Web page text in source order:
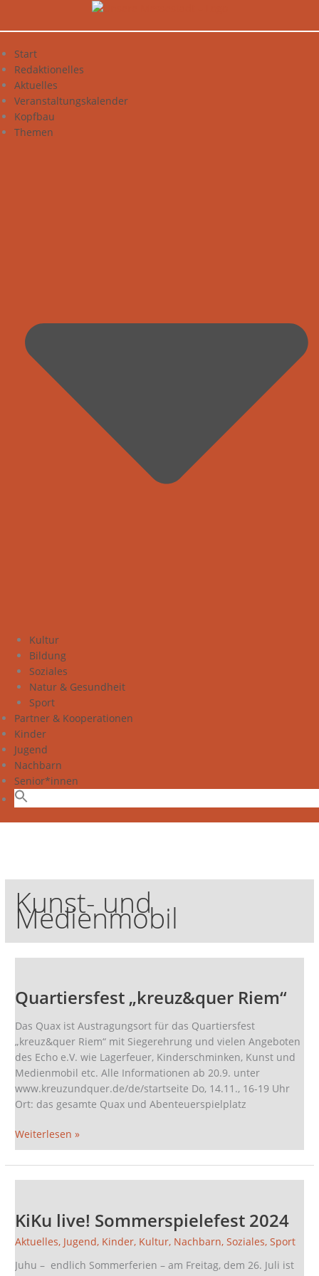
Start
Redaktionelles
Aktuelles
Veranstaltungskalender
Kopfbau
Themen
Kultur
Bildung
Soziales
Natur & Gesundheit
Sport
Partner & Kooperationen
Kinder
Jugend
Nachbarn
Senior*innen
Kunst- und
Medienmobil
Quartiersfest „kreuz&quer Riem“
Das Quax ist Austragungsort für das Quartiersfest
„kreuz&quer Riem“ mit Siegerehrung und vielen Angeboten
des Echo e.V. wie Lagerfeuer, Kinderschminken, Kunst und
Medienmobil etc. Alle Informationen ab 20.9. unter
www.kreuzundquer.de/de/startseite Do, 14.11., 16-19 Uhr
Ort: das gesamte Quax und Abenteuerspielplatz
Riem“
Weiterlesen »
KiKu live! Sommerspielefest 2024
Aktuelles, Jugend, Kinder, Kultur, Nachbarn,Soziales,Sport
Juhu – endlich Sommerferien – am Freitag, dem 26. Juli ist
Sommerspielefest